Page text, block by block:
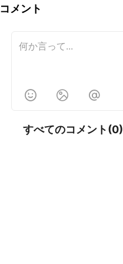
コメント
  
すべてのコメント(0)